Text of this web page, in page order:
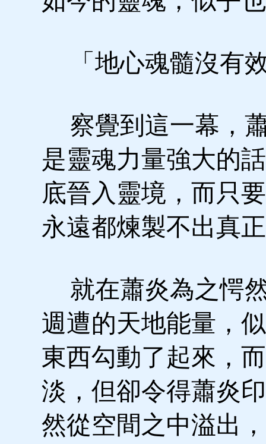
「地心魂髓沒有
察覺到這一幕，
是靈魂力量強大的
底晉入靈境，而只
永遠都煉製不出真
就在蕭炎為之愕
週遭的天地能量，
東西勾動了起來，
淡，但卻令得蕭炎
然從空間之中溢出